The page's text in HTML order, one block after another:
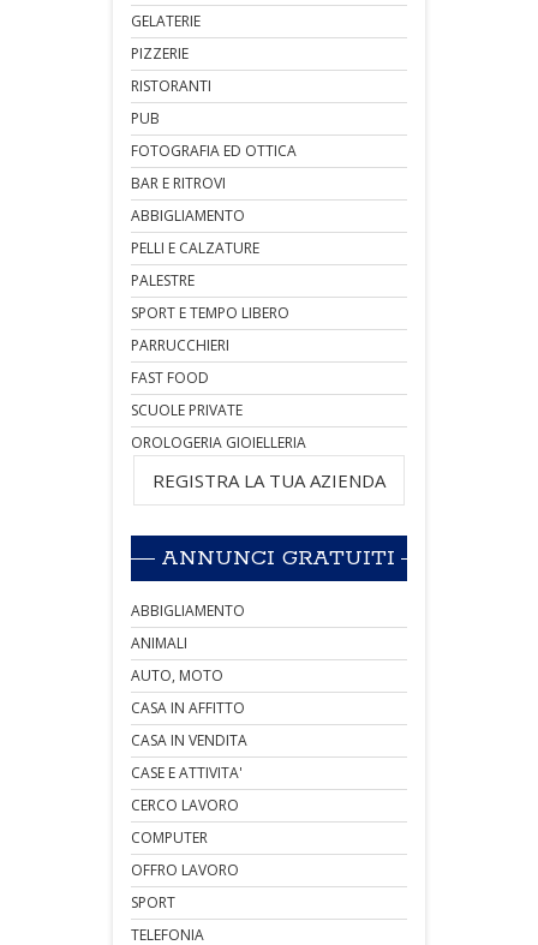
GELATERIE
PIZZERIE
RISTORANTI
PUB
FOTOGRAFIA ED OTTICA
BAR E RITROVI
ABBIGLIAMENTO
PELLI E CALZATURE
PALESTRE
SPORT E TEMPO LIBERO
PARRUCCHIERI
FAST FOOD
SCUOLE PRIVATE
OROLOGERIA GIOIELLERIA
REGISTRA LA TUA AZIENDA
ANNUNCI GRATUITI
ABBIGLIAMENTO
ANIMALI
AUTO, MOTO
CASA IN AFFITTO
CASA IN VENDITA
CASE E ATTIVITA'
CERCO LAVORO
COMPUTER
OFFRO LAVORO
SPORT
TELEFONIA